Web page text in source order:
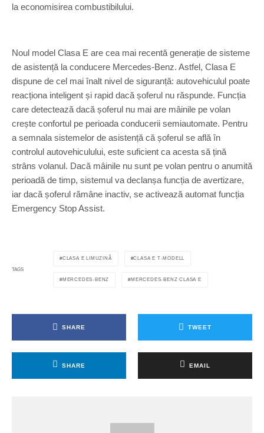
la economisirea combustibilului.
Noul model Clasa E are cea mai recentă generație de sisteme
de asistență la conducere Mercedes-Benz. Astfel, Clasa E
dispune de cel mai înalt nivel de siguranță: autovehiculul poate
reacționa inteligent și rapid dacă șoferul nu răspunde. Funcția
care detectează dacă șoferul nu mai are mâinile pe volan
crește confortul pe perioada conducerii semiautomate. Pentru
a semnala sistemelor de asistență că șoferul se află în
controlul autovehiculului, este suficient ca acesta să țină
strâns volanul. Dacă mâinile nu sunt pe volan pentru o anumită
perioadă de timp, sistemul va declanșa funcția de avertizare,
iar dacă șoferul rămâne inactiv, se activează automat funcția
Emergency Stop Assist.
TAGS
CLASA E LIMUZINĂ CLASA E T-MODELL
MERCEDES-BENZ MERCEDES-BENZ CLASA E
SHARE TWEET
SHARE EMAIL